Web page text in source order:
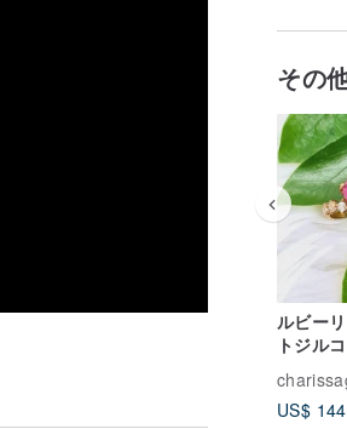
その
ルビー
トジル
ハート
ピンクゴ
US$